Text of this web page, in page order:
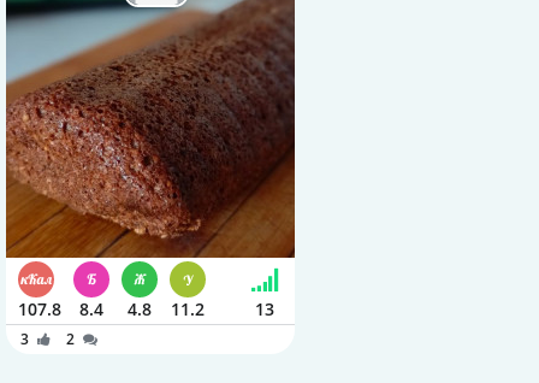
107.8 8.4 4.8 11.2 13
3 2